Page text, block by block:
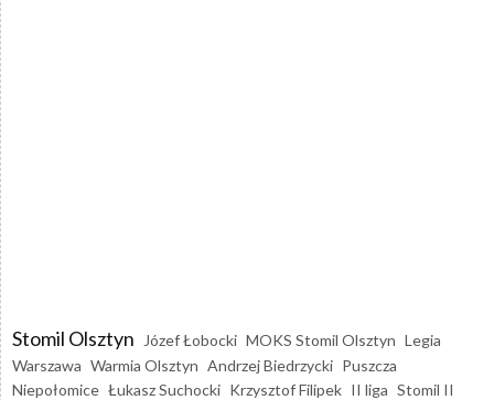
Stomil Olsztyn Józef Łobocki MOKS Stomil Olsztyn Legia
Warszawa Warmia Olsztyn Andrzej Biedrzycki Puszcza
Niepołomice Łukasz Suchocki Krzysztof Filipek II liga Stomil II